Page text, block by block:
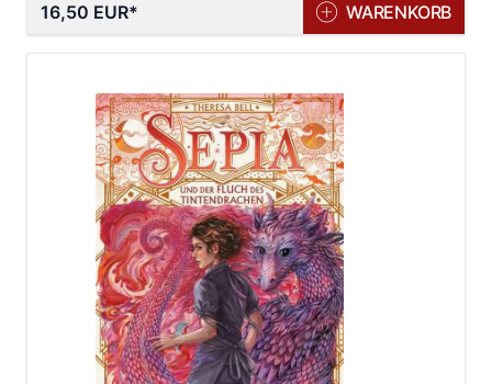
16,50 EUR WARENKORB